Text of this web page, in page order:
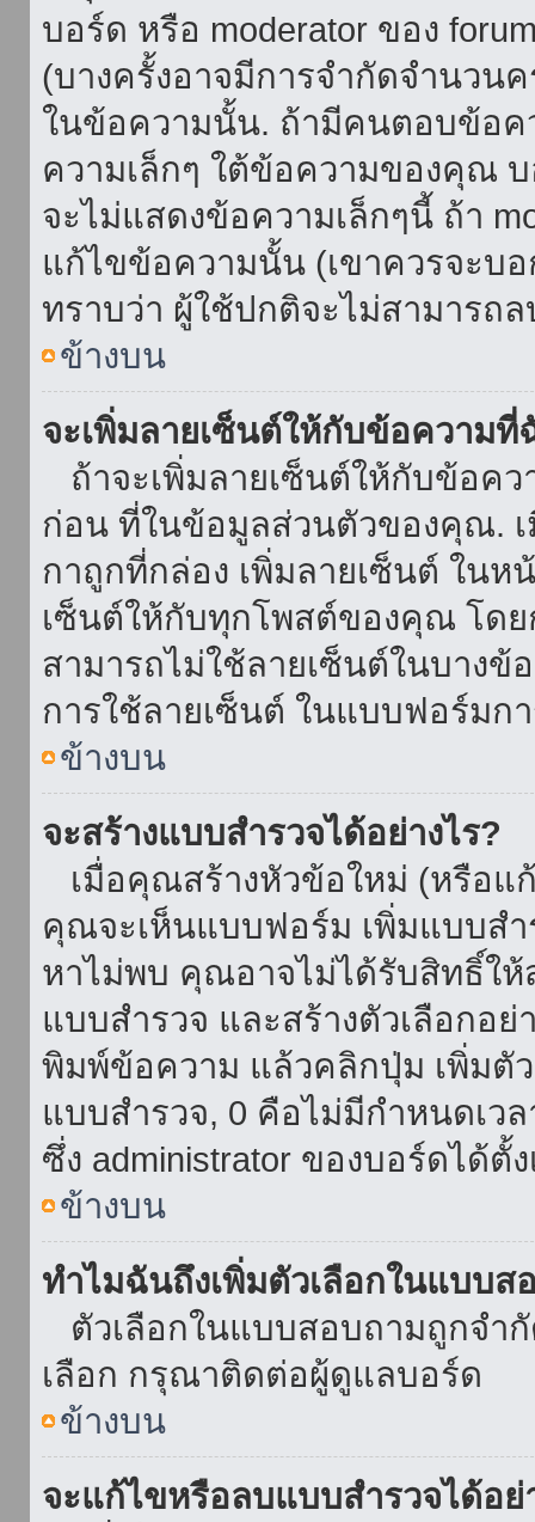
บอร์ด หรือ moderator ของ
(บางครั้งอาจมีการจำกัดจำนวน
ในข้อความนั้น. ถ้ามีคนตอบข้อ
ความเล็กๆ ใต้ข้อความของคุณ
จะไม่แสดงข้อความเล็กๆนี้ ถ้า
แก้ไขข้อความนั้น (เขาควรจะบ
ทราบว่า ผู้ใช้ปกติจะไม่สามารถ
ข้างบน
จะเพิ่มลายเซ็นต์ให้กับข้อความที่
ถ้าจะเพิ่มลายเซ็นต์ให้กับข้อค
ก่อน ที่ในข้อมูลส่วนตัวของคุณ.
กาถูกที่กล่อง เพิ่มลายเซ็นต์ ใน
เซ็นต์ให้กับทุกโพสต์ของคุณ โด
สามารถไม่ใช้ลายเซ็นต์ในบางข้
การใช้ลายเซ็นต์ ในแบบฟอร์มก
ข้างบน
จะสร้างแบบสำรวจได้อย่างไร?
เมื่อคุณสร้างหัวข้อใหม่ (หรือ
คุณจะเห็นแบบฟอร์ม เพิ่มแบบส
หาไม่พบ คุณอาจไม่ได้รับสิทธิ์ใ
แบบสำรวจ และสร้างตัวเลือกอย่
พิมพ์ข้อความ แล้วคลิกปุ่ม เพิ่มตั
แบบสำรวจ, 0 คือไม่มีกำหนดเว
ซึ่ง administrator ของบอร์ดได้ตั้ง
ข้างบน
ทำไมฉันถึงเพิ่มตัวเลือกในแบบส
ตัวเลือกในแบบสอบถามถูกจำ
เลือก กรุณาติดต่อผู้ดูแลบอร์ด
ข้างบน
จะแก้ไขหรือลบแบบสำรวจได้อย่